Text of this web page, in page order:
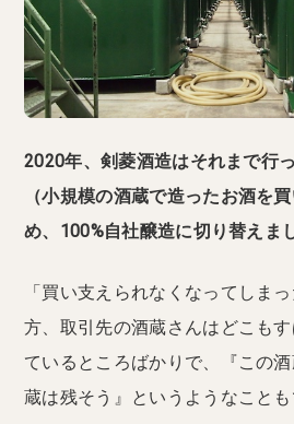
2020年、剣菱酒造はそれまで行
（小規模の酒蔵で造ったお酒を
め、100%自社醸造に切り替えま
「買い支えられなくなってしま
方、取引先の酒蔵さんはどこも
ているところばかりで、『この
蔵は残そう』というようなことも